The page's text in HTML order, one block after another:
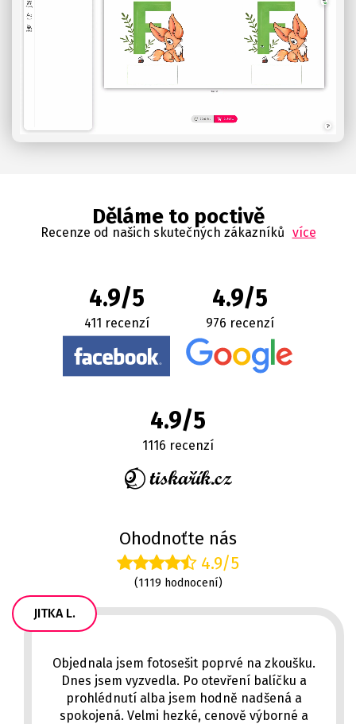
Děláme to poctivě
Recenze od našich skutečných zákazníků více
4.9/5
411 recenzí
4.9/5
976 recenzí
4.9/5
1116 recenzí
Ohodnoťte nás
4.9/5
(1119 hodnocení)
JITKA L.
Objednala jsem fotosešit poprvé na zkoušku.
Dnes jsem vyzvedla. Po otevření balíčku a
prohlédnutí alba jsem hodně nadšená a
spokojená. Velmi hezké, cenově výborné a